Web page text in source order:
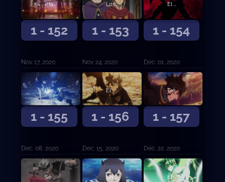
1 - 152
¡Hacia el mañana!
Nov. 17, 2020
1 - 153
Los elegidos
Nov. 24, 2020
1 - 154
El vicecapitán Langris Vaude
Dec. 01, 2020
1 - 155
Los cinco Espíritus Guardianes
Dec. 08, 2020
1 - 156
El poder despierta
Dec. 15, 2020
1 - 157
Trébol de cinco hojas
Dec. 22, 2020
Se abre el telón de esperanza y desesperación Un lago tranquilo y la sombra del bosque El mensajero del Reino de la Pica